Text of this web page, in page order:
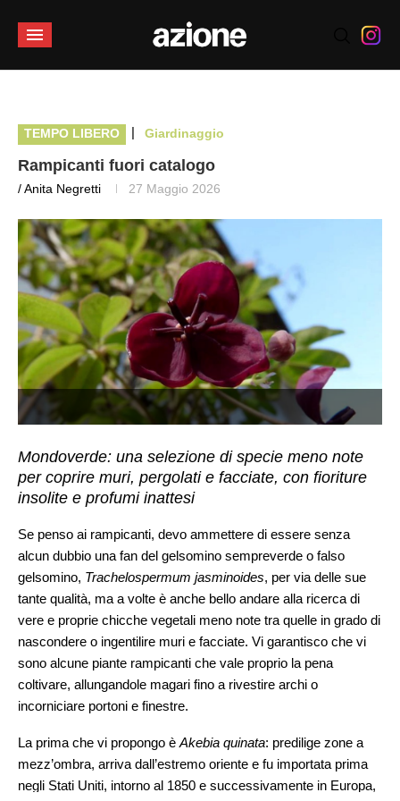
TEMPO LIBERO | Giardinaggio
Rampicanti fuori catalogo
/ Anita Negretti 27 Maggio 2026
Mondoverde: una selezione di specie meno note
per coprire muri, pergolati e facciate, con fioriture
insolite e profumi inattesi
Se penso ai rampicanti, devo ammettere di essere senza
alcun dubbio una fan del gelsomino sempreverde o falso
gelsomino, Trachelospermum jasminoides, per via delle sue
tante qualità, ma a volte è anche bello andare alla ricerca di
vere e proprie chicche vegetali meno note tra quelle in grado di
nascondere o ingentilire muri e facciate. Vi garantisco che vi
sono alcune piante rampicanti che vale proprio la pena
coltivare, allungandole magari fino a rivestire archi o
incorniciare portoni e finestre.
La prima che vi propongo è Akebia quinata: predilige zone a
mezz’ombra, arriva dall’estremo oriente e fu importata prima
negli Stati Uniti, intorno al 1850 e successivamente in Europa,